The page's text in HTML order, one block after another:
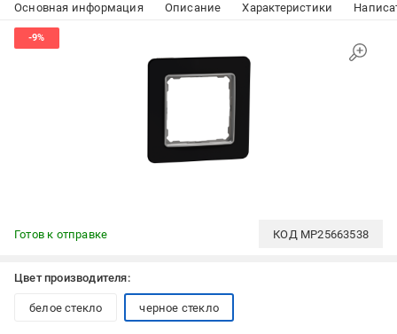
Основная информация Описание Характеристики
Готов к отправке КОД MP25663538
Цвет производителя:
белое стекло черное стекло